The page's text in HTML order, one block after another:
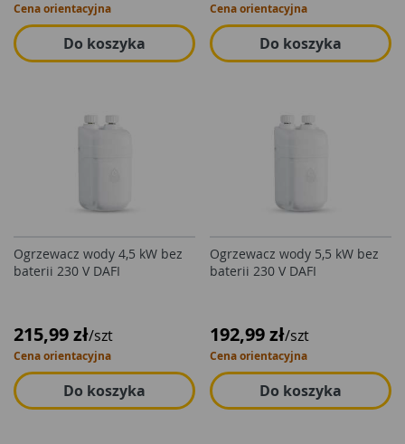
Cena orientacyjna
Do koszyka
Cena orientacyjna
Do koszyka
Ogrzewacz wody 4,5 kW bez
baterii 230 V DAFI
215,99 zł/szt
Cena orientacyjna
Do koszyka
Ogrzewacz wody 5,5 kW bez
baterii 230 V DAFI
192,99 zł/szt
Cena orientacyjna
Do koszyka